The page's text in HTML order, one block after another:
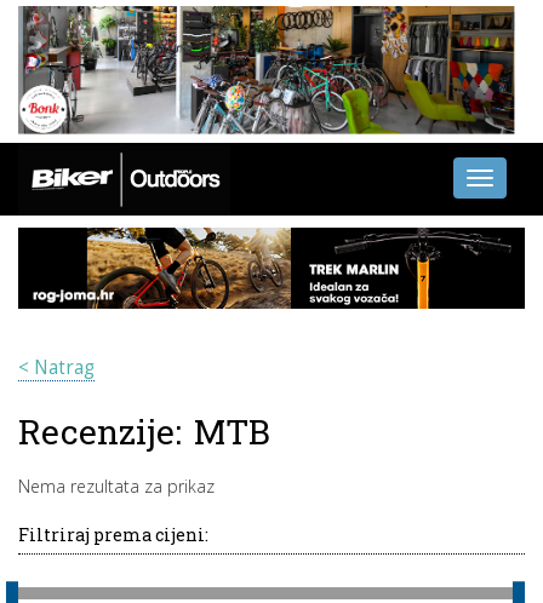
Toggle
< Natrag
Recenzije: MTB
Nema rezultata za prikaz
Filtriraj prema cijeni: